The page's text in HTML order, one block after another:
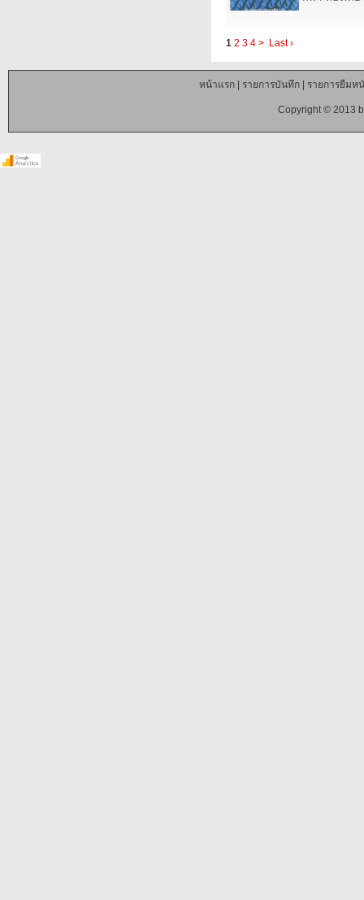
1 2 3 4 > Last ›
หน้าแรก| รายการบันทึก| รายการยืมห
Copyright © 2013